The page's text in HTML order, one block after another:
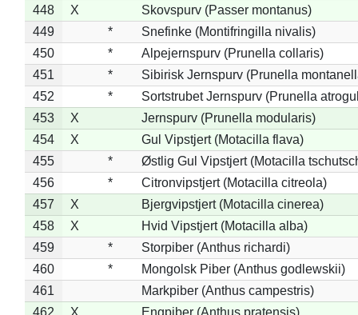
448
X
Skovspurv (Passer montanus)
449
*
Snefinke (Montifringilla nivalis)
450
*
Alpejernspurv (Prunella collaris)
451
*
Sibirisk Jernspurv (Prunella
452
*
Sortstrubet Jernspurv (Prunella
453
X
Jernspurv (Prunella modularis)
454
X
Gul Vipstjert (Motacilla flava)
455
*
Østlig Gul Vipstjert (Motacilla
456
*
Citronvipstjert (Motacilla citreola)
457
X
Bjergvipstjert (Motacilla cinerea)
458
X
Hvid Vipstjert (Motacilla alba)
459
*
Storpiber (Anthus richardi)
460
*
Mongolsk Piber (Anthus godlewskii)
461
Markpiber (Anthus campestris)
462
X
Engpiber (Anthus pratensis)